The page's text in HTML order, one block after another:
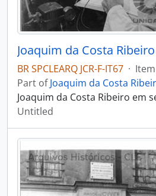
Joaquim da Costa Ribeiro
BR SPCLEARQ JCR-F-IT67 · Item
Part ofJoaquim da Costa
Joaquim da Costa Ribeiro em
Untitled